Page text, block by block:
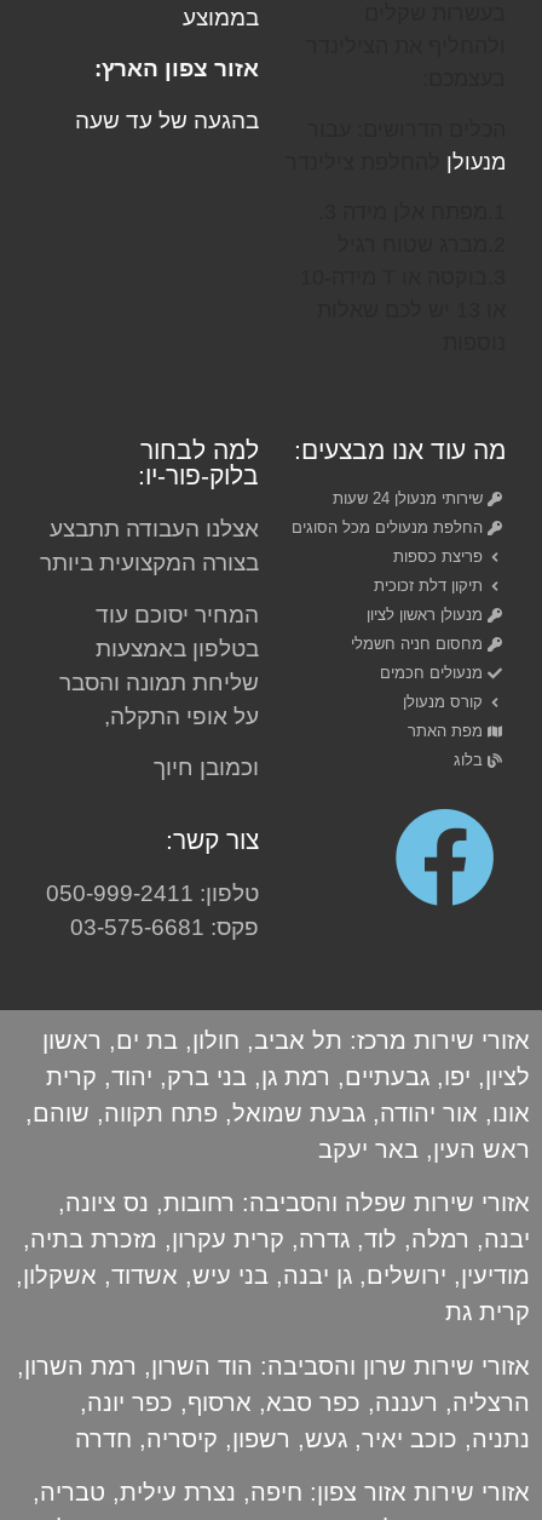
מנעולן
בממוצע
אזור צפון הארץ:
בהגעה של עד שעה
מה עוד אנו מבצעים:
שירותי מנעולן 24 שעות
החלפת מנעולים מכל הסוגים
פריצת כספות
תיקון דלת זכוכית
מנעולן ראשון לציון
מחסום חניה חשמלי
מנעולים חכמים
קורס מנעולן
מפת האתר
בלוג
למה לבחור
בלוק-פור-יו:
אצלנו העבודה תתבצע
בצורה המקצועית ביותר
המחיר יסוכם עוד
בטלפון באמצעות
שליחת תמונה והסבר
על אופי התקלה,
וכמובן חיוך
צור קשר:
טלפון: 050-999-2411
פקס: 03-575-6681
אזורי שירות מרכז: תל אביב, חולון, בת ים, ראשון
לציון, יפו, גבעתיים, רמת גן, בני ברק, יהוד, קרית
אונו, אור יהודה, גבעת שמואל, פתח תקווה, שוהם,
ראש העין, באר יעקב
אזורי שירות שפלה והסביבה: רחובות, נס ציונה,
יבנה, רמלה, לוד, גדרה, קרית עקרון, מזכרת בתיה,
מודיעין, ירושלים, גן יבנה, בני עיש, אשדוד, אשקלון,
קרית גת
אזורי שירות שרון והסביבה: הוד השרון, רמת השרון,
הרצליה, רעננה, כפר סבא, ארסוף, כפר יונה,
נתניה, כוכב יאיר, געש, רשפון, קיסריה, חדרה
אזורי שירות אזור צפון: חיפה, נצרת עילית, טבריה,